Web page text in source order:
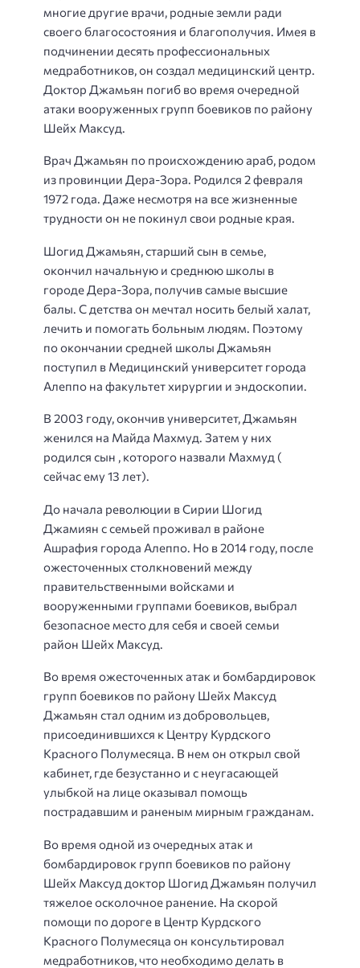
многие другие врачи, родные земли ради
своего благосостояния и благополучия. Имея в
подчинении десять профессиональных
медработников, он создал медицинский центр.
Доктор Джамьян погиб во время очередной
атаки вооруженных групп боевиков по району
Шейх Максуд.
Врач Джамьян по происхождению араб, родом
из провинции Дера-Зора. Родился 2 февраля
1972 года. Даже несмотря на все жизненные
трудности он не покинул свои родные края.
Шогид Джамьян,старший сын в семье,
окончил начальную и среднюю школы в
городе Дера-Зора, получив самые высшие
балы. С детства он мечтал носить белый халат,
лечить и помогать больным людям. Поэтому
по окончании средней школы Джамьян
поступил в Медицинский университет города
Алеппо на факультет хирургии и эндоскопии.
В 2003 году,окончив университет, Джамьян
женился на Майда Махмуд. Затем у них
родился сын , которого назвали Махмуд (
сейчасему 13 лет).
До начала революции в Сирии Шогид
Джамиян с семьей проживал в районе
Ашрафия города Алеппо. Но в 2014 году, после
ожесточенных столкновений между
правительственными войсками и
вооруженными группами боевиков, выбрал
безопасное место для себя и своей семьи
район Шейх Максуд.
Во время ожесточенных атак и бомбардировок
групп боевиков по району Шейх Максуд
Джамьян стал одним из добровольцев,
присоединившихся к Центру Курдского
Красного Полумесяца. В нем он открыл свой
кабинет, где безустанно и с неугасающей
улыбкой на лицеоказывал помощь
пострадавшим и раненым мирным гражданам.
Во время одной из очередных атак и
бомбардировок групп боевиков по району
Шейх Максуд доктор Шогид Джамьян получил
тяжелое осколочное ранение. На скорой
помощи по дороге в Центр Курдского
Красного Полумесяца он консультировал
медработников, что необходимо делать в